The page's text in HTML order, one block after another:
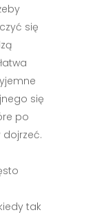
się
się
po
tak